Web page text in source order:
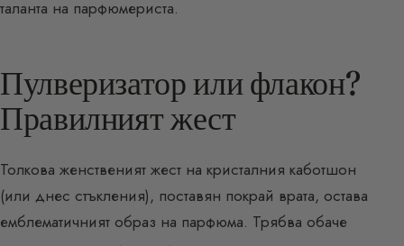
таланта на парфюмериста.
Пулверизатор или флакон?
Правилният жест
Толкова женственият жест на кристалния каботшон
(или днес стъкления), поставян покрай врата, остава
емблематичният образ на парфюма. Трябва обаче